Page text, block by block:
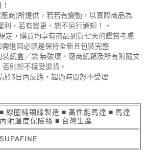
商)所提供，若若有變動，以實際商品為
利，若有變更，恕不另行通知！。
定，購買均享有商品到貨七天的鑑賞考慮
退回必須是保持全新且包裝完整
紙盒／袋 無破壞、廠商紙箱及所有附隨文
則恕不接受退貨。
3日內反應，超過時間恕不受理
■ 線圈純銅線製造 ■ 高性能馬達 ■ 馬達
內附溫度保險絲 ■ 台灣生產
SUPAFINE